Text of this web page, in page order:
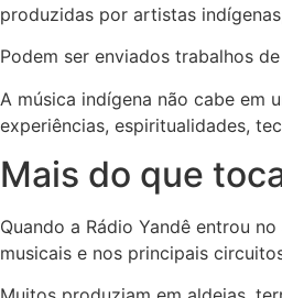
produzidas por artistas
Podem ser enviados trabalhos
A música indígena não cabe em
experiências, espiritualidades,
Mais do que
Quando a Rádio Yandê entrou
musicais e nos principais